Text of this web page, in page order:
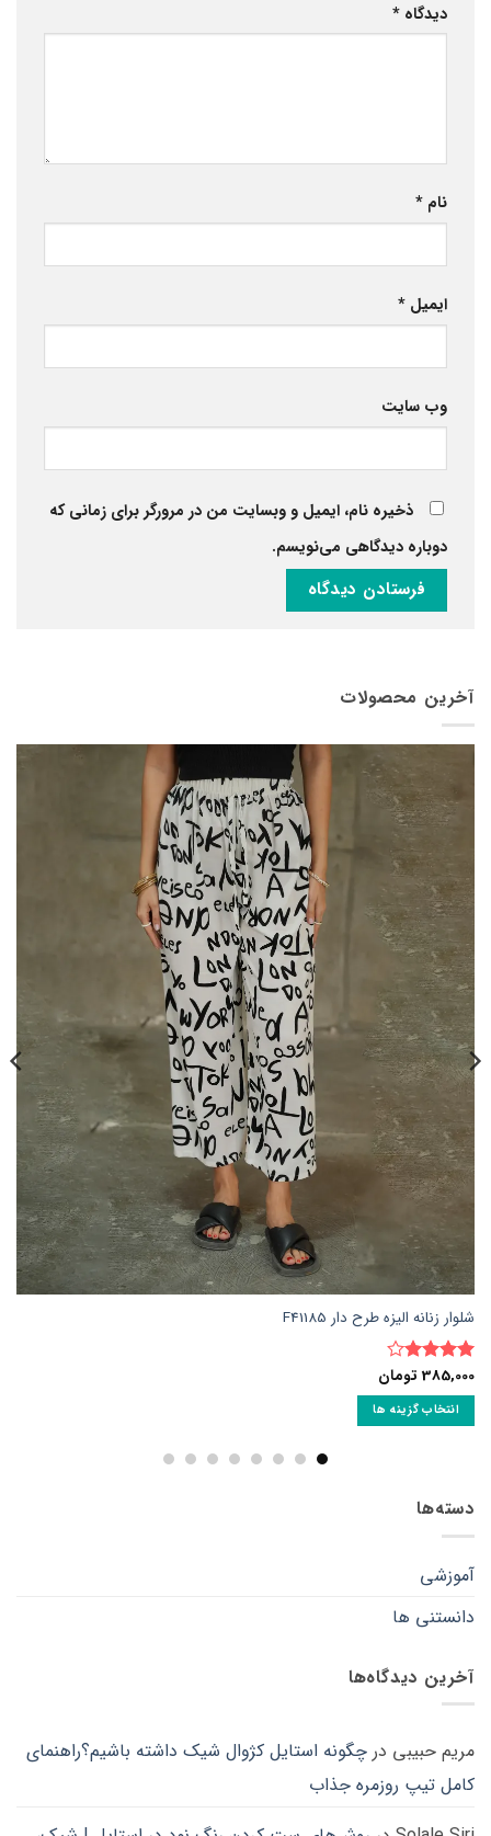
دیدگاه *
نام *
ایمیل *
وب‌ سایت
ذخیره نام، ایمیل و وبسایت من در مرورگر برای زمانی که
دوباره دیدگاهی می‌نویسم.
آخرین محصولات
شلوار زنانه الیزه طرح دار F41185
نمره4
از 5
385,000 تومان
انتخاب گزینه ها
انواع
مختلفی
باشد.
ها
است
در
صفحه
انتخاب
شوند
دسته‌ها
آموزشی
دانستنی ها
آخرین دیدگاه‌ها
مریم حبیبی در چگونه استایل کژوال شیک داشته باشیم؟راهنمای
کامل تیپ روزمره جذاب